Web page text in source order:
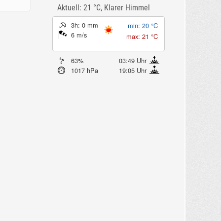
Aktuell: 21 °C, Klarer Himmel
3h: 0 mm
6 m/s
min: 20 °C
max: 21 °C
63%
03:49 Uhr
1017 hPa
19:05 Uhr